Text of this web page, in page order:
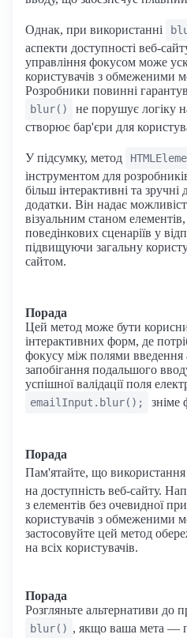
Однак, при використанні
аспекти доступності веб-
управління фокусом може
користувачів з обмеженими
Розробники повинні
blur()
не порушує логіку
створює бар'єри для
У підсумку, метод
інструментом для
більш інтерактивні та зручні
додатки. Він надає
візуальним станом
поведінкових сценаріїв у
підвищуючи загальну
сайтом.
Порада
Цей метод може бути
інтерактивних форм, де
фокусу між полями введення
запобігання подальшого
успішної валідації поля
emailInput.blur(); зніме
Порада
Пам'ятайте, що використання
на доступність веб-сайту.
з елементів без очевидної
користувачів з обмеженими
застосовуйте цей метод
на всіх користувачів.
Порада
Розгляньте альтернативи до
blur() , якщо ваша мета —